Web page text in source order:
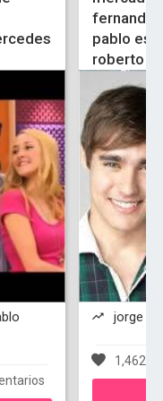
fernando
pablo
roberto
jorge
1,462